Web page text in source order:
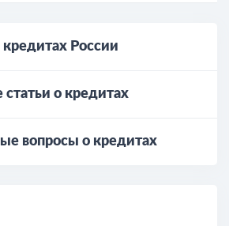
России
статьи о кредитах
вопросы о кредитах